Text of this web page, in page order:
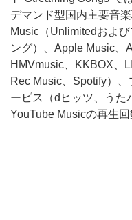
デマンド型国内主要音
Music（Unlimitedおよ
ング）、Apple Music、
HMVmusic、KKBOX、
Rec Music、Spotify）
ービス（dヒッツ、うた
YouTube Musicの再生回